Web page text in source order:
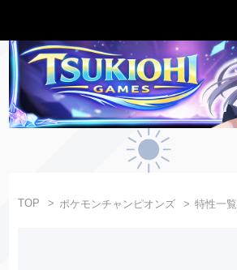
TOP ポケモンチャンピオンズ 特性一覧